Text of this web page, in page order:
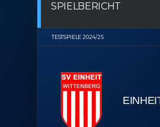
SPIELBERICHT
TESTSPIELE 2024/25